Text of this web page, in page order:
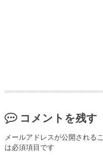
コメントを残す
メールアドレスが公開される
は必須項目です